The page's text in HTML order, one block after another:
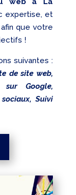
expertise, et
que votre
!
suivantes :
de site web,
sur Google,
Suivi